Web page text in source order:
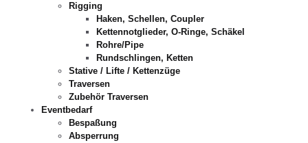
Rigging
Haken, Schellen, Coupler
Kettennotglieder, O-Ringe, Schäkel
Rohre/Pipe
Rundschlingen, Ketten
Stative / Lifte / Kettenzüge
Traversen
Zubehör Traversen
Eventbedarf
Bespaßung
Absperrung